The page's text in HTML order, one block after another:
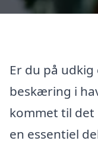
Er du på
beskæring i
kommet til
en essentiel